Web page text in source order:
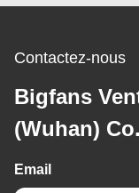
Contactez-nous
Bigfans
(Wuhan)
Email